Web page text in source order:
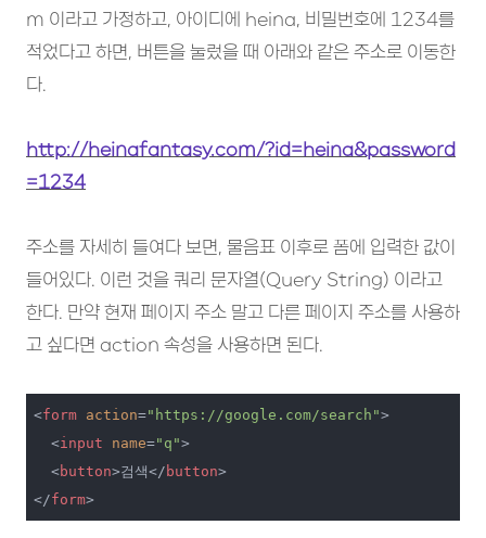
m 이라고 가정하고, 아이디에 heina, 비밀번호에 1234를
적었다고 하면, 버튼을 눌렀을 때 아래와 같은 주소로 이동한
다.
http://heinafantasy.com/?id=heina&password
=1234
주소를 자세히 들여다 보면, 물음표 이후로 폼에 입력한 값이
들어있다. 이런 것을 쿼리 문자열(Query String) 이라고
한다. 만약 현재 페이지 주소 말고 다른 페이지 주소를 사용하
고 싶다면 action 속성을 사용하면 된다.
<form action="https://google.com/search">
<input name="q">
<button>검색</ button>
</form>